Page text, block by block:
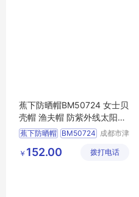
蕉下防晒帽BM50724 女士贝
壳帽 渔夫帽 防紫外线太阳帽
子
蕉下防晒帽 BM50724
防紫外线太阳帽子
成都市津
技有限公
￥ 152.00 拨打电话